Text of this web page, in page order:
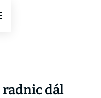
radnic dál